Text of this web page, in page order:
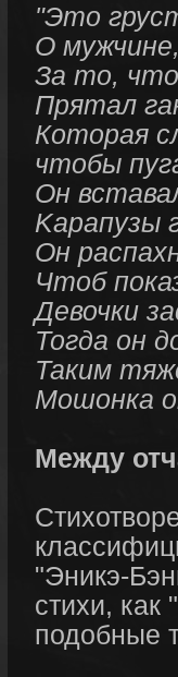
"Это
О
За то,
Прятал
Которая
чтобы
Он
Kарапузы
Он
Чтоб
Девочки
Тогда он
Таким
Мошонка
Между
"Эникэ-
стихи,
подобные